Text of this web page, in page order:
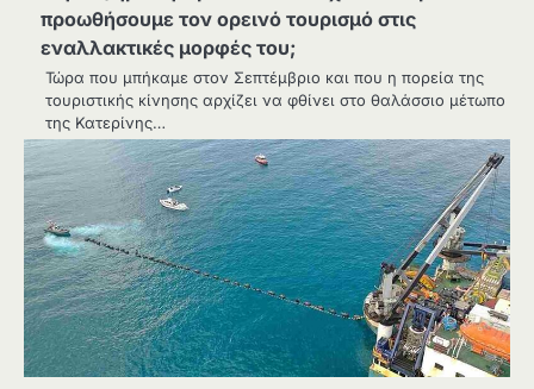
προωθήσουμε τον ορεινό τουρισμό στις
εναλλακτικές μορφές του;
Τώρα που μπήκαμε στον Σεπτέμβριο και που η πορεία της
τουριστικής κίνησης αρχίζει να φθίνει στο θαλάσσιο μέτωπο
της Κατερίνης…